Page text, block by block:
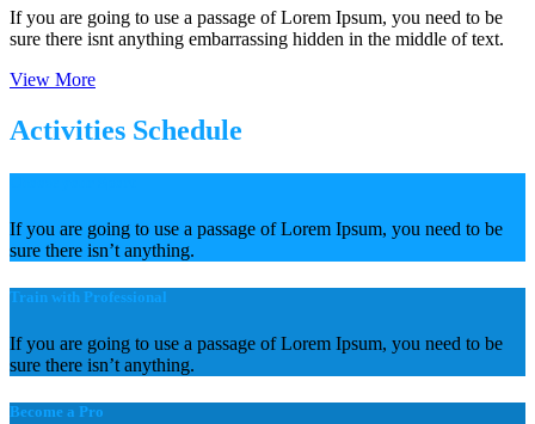
If you are going to use a passage of Lorem Ipsum, you need to be
sure there isnt anything embarrassing hidden in the middle of text.
View More
Activities Schedule
If you are going to use a passage of Lorem Ipsum, you need to be
sure there isn’t anything.
Train with Professional
If you are going to use a passage of Lorem Ipsum, you need to be
sure there isn’t anything.
Become a Pro